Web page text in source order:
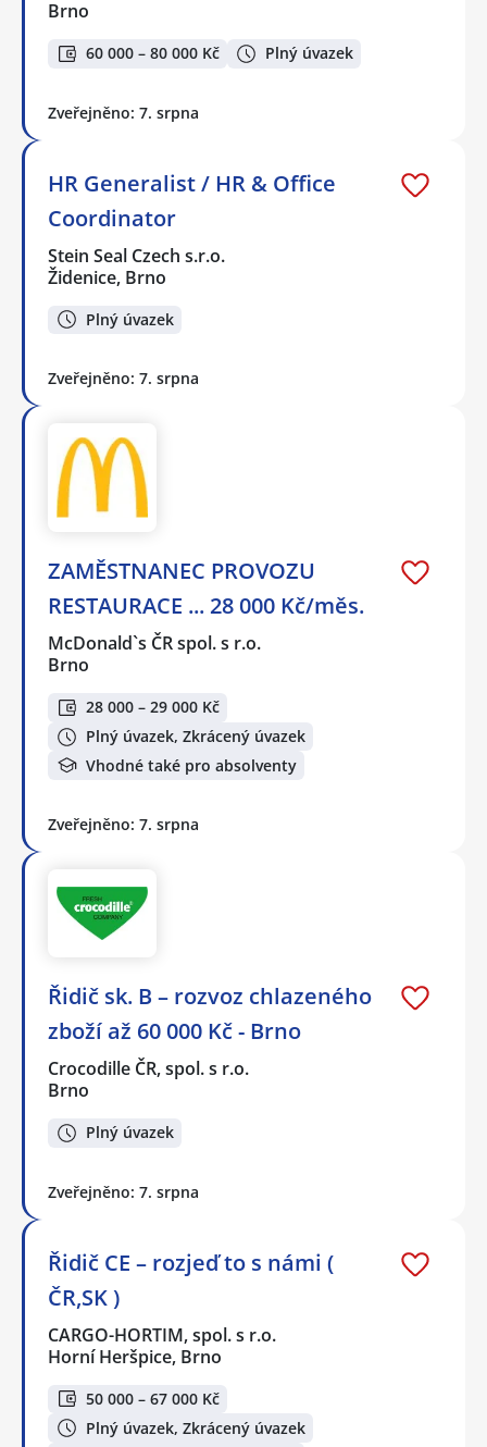
Brno
60 000 – 80 000 Kč Plný úvazek
Zveřejněno: 7. srpna
HR Generalist / HR & Office
Coordinator
Stein Seal Czech s.r.o.
Židenice, Brno
Plný úvazek
Zveřejněno: 7. srpna
ZAMĚSTNANEC PROVOZU
RESTAURACE ... 28 000 Kč/měs.
McDonald`s ČR spol. s r.o.
Brno
28 000 – 29 000 Kč
Plný úvazek, Zkrácený úvazek
Vhodné také pro absolventy
Zveřejněno: 7. srpna
Řidič sk. B – rozvoz chlazeného
zboží až 60 000 Kč - Brno
Crocodille ČR, spol. s r.o.
Brno
Plný úvazek
Zveřejněno: 7. srpna
Řidič CE – rozjeď to s námi (
ČR,SK )
CARGO-HORTIM, spol. s r.o.
Horní Heršpice, Brno
50 000 – 67 000 Kč
Plný úvazek, Zkrácený úvazek